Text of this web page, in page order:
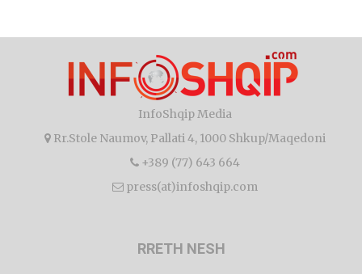
InfoShqip Media
Rr.Stole Naumov, Pallati 4, 1000 Shkup/Maqedoni
+389 (77) 643 664
press(at)infoshqip.com
RRETH NESH